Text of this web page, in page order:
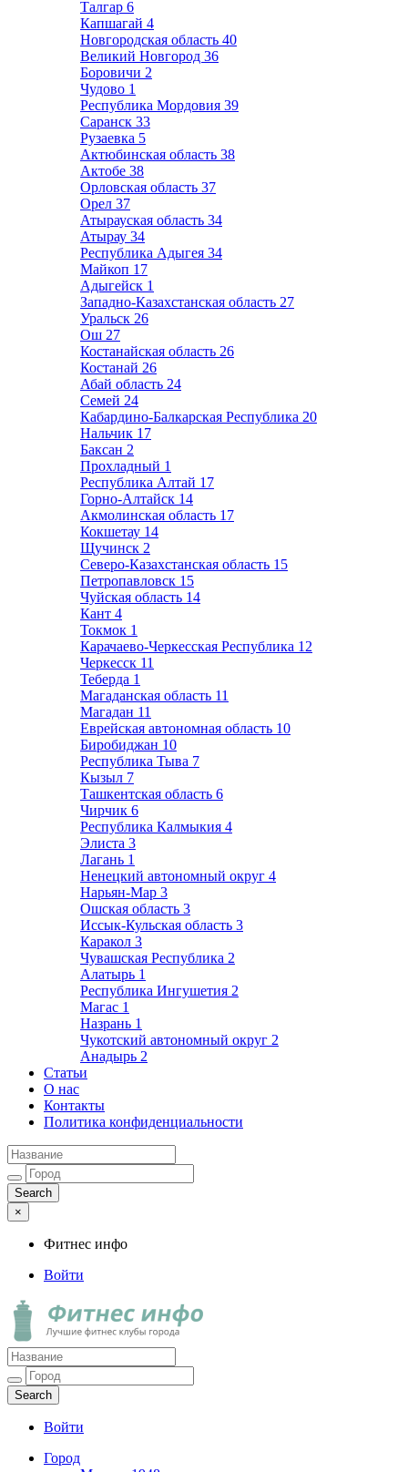
Талгар 6
Капшагай 4
Новгородская область 40
Великий Новгород 36
Боровичи 2
Чудово 1
Республика Мордовия 39
Саранск 33
Рузаевка 5
Актюбинская область 38
Актобе 38
Орловская область 37
Орел 37
Атырауская область 34
Атырау 34
Республика Адыгея 34
Майкоп 17
Адыгейск 1
Западно-Казахстанская область 27
Уральск 26
Ош 27
Костанайская область 26
Костанай 26
Абай область 24
Семей 24
Кабардино-Балкарская Республика 20
Нальчик 17
Баксан 2
Прохладный 1
Республика Алтай 17
Горно-Алтайск 14
Акмолинская область 17
Кокшетау 14
Щучинск 2
Северо-Казахстанская область 15
Петропавловск 15
Чуйская область 14
Кант 4
Токмок 1
Карачаево-Черкесская Республика 12
Черкесск 11
Теберда 1
Магаданская область 11
Магадан 11
Еврейская автономная область 10
Биробиджан 10
Республика Тыва 7
Кызыл 7
Ташкентская область 6
Чирчик 6
Республика Калмыкия 4
Элиста 3
Лагань 1
Ненецкий автономный округ 4
Нарьян-Мар 3
Ошская область 3
Иссык-Кульская область 3
Каракол 3
Чувашская Республика 2
Алатырь 1
Республика Ингушетия 2
Магас 1
Назрань 1
Чукотский автономный округ 2
Анадырь 2
Статьи
О нас
Контакты
Политика конфиденциальности
×
Фитнес инфо
Войти
Фитнес инфо
Лучшие фитнес клубы города
Войти
Город